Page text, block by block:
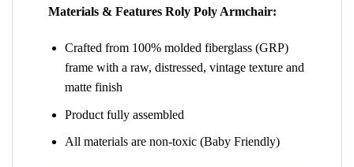
Materials & Features Roly Poly Armchair:
Crafted from 100% molded fiberglass (GRP)
frame with a raw, distressed, vintage texture and
matte finish
Product fully assembled
All materials are non-toxic (Baby Friendly)